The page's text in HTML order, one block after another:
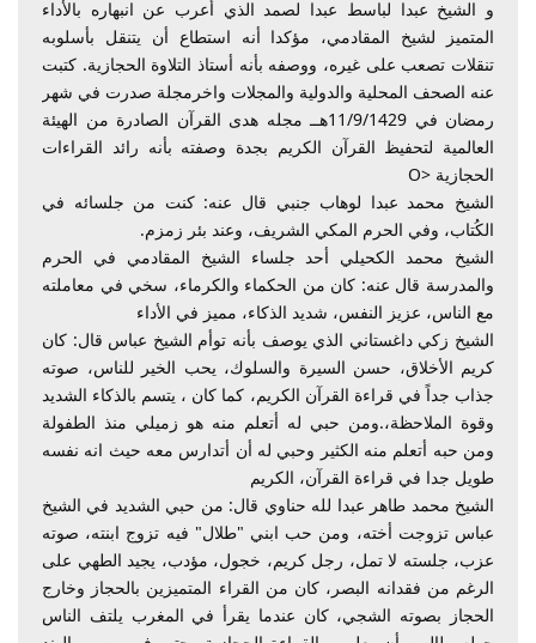
و الشيخ عبدا لباسط عبدا لصمد الذي أعرب عن انبهاره بالأداء
المتميز لشيخ المقادمي، مؤكدا أنه استطاع أن يتنقل بأسلوبه
تنقلات تصعب على غيره، ووصفه بأنه أستاذ التلاوة الحجازية. كتبت
عنه الصحف المحلية والدولية والمجلات واخرمجلة صدرت في شهر
رمضان في 11/9/1429هــ مجله هدى القرآن الصادرة من الهيئة
العالمية لتحفيظ القرآن الكريم بجدة وصفته بأنه رائد القراءات
الحجازية <O
الشيخ محمد عبدا لوهاب جنبي قال عنه: كنت من جلسائه في
الكُتاب، وفي الحرم المكي الشريف، وعند بئر زمزم.
الشيخ محمد الكحيلي أحد جلساء الشيخ المقادمي في الحرم
والمدرسة قال عنه: كان من الحكماء والكرماء، سخي في معاملته
مع الناس، عزيز النفس، شديد الذكاء، مميز في الأداء
الشيخ زكي داغستاني الذي يوصف بأنه توأم الشيخ عباس قال: كان
كريم الأخلاق، حسن السيرة والسلوك، يحب الخير للناس، صوته
جذاب جداً في قراءة القرآن الكريم، كما كان ، يتسم بالذكاء الشديد
وقوة الملاحظة،.ومن حبي له أتعلم منه هو زميلي منذ الطفولة
ومن حبه أتعلم منه الكثير وحبي له أن أتدارس معه حيث انه نفسه
طويل جدا في قراءة القرآن، الكريم
الشيخ محمد طاهر عبدا لله حناوي قال: من حبي الشديد في الشيخ
عباس تزوجت أخته، ومن حب ابني "طلال" فيه تزوج ابنته، صوته
عزب، جلسته لا تمل، رجل كريم، خجول، مؤدب، يجيد الطهي على
الرغم من فقدانه البصر، كان من القراء المتميزين بالحجاز وخارج
الحجاز بصوته الشجي، كان عندما يقرأ في المغرب يلتف الناس